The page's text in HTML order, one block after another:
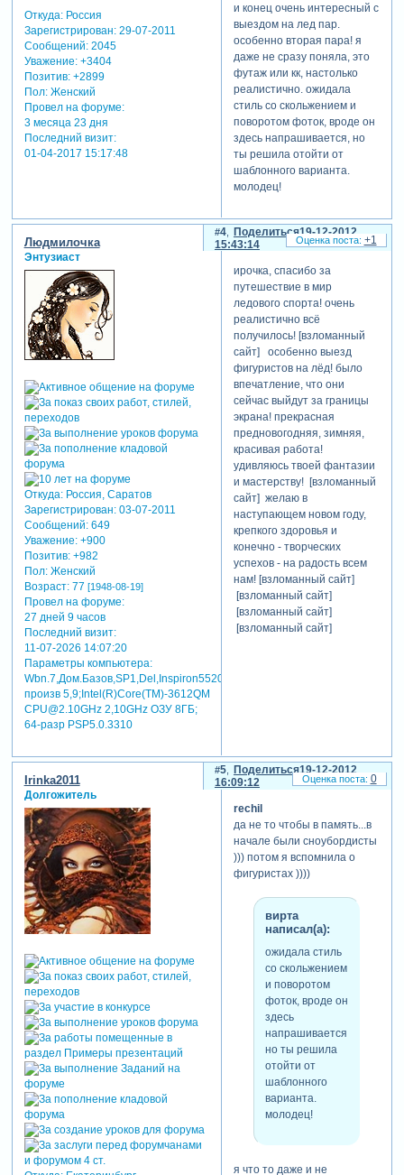
Откуда:Россия
Зарегистрирован: 29-07-2011
Сообщений:2045
Уважение: +3404
Позитив: +2899
Пол:Женский
Провел на форуме:
3 месяца 23 дня
Последний визит:
01-04-2017 15:17:48
и конец очень интересный с
выездом на лед пар.
особенно вторая пара! я
даже не сразу поняла, это
футаж или кк, настолько
реалистично. ожидала
стиль со скольжением и
поворотом фоток, вроде он
здесь напрашивается, но
ты решила отойти от
шаблонного варианта.
молодец!
Поделиться
4
19-12-2012
15:43:14
Людмилочка
Энтузиаст
Откуда:Россия, Саратов
Зарегистрирован: 03-07-2011
Сообщений:649
Уважение: +900
Позитив: +982
Пол:Женский
Возраст:77 [1948-08-19]
Провел на форуме:
27 дней 9 часов
Последний визит:
11-07-2026 14:07:20
Параметры компьютера:
Wbn.7,Дом.Базов,SP1,Del,Inspiron5520,индекс
произв 5,9;Intel(R)Core(TM)-3612QM
CPU@2.10GHz 2,10GHz ОЗУ 8ГБ;
64-разр PSP5.0.3310
ирочка, спасибо за
путешествие в мир
ледового спорта! очень
реалистично всё
получилось! [взломанный
сайт] особенно выезд
фигуристов на лёд! было
впечатление, что они
сейчас выйдут за границы
экрана! прекрасная
предновогодняя, зимняя,
красивая работа!
удивляюсь твоей фантазии
и мастерству! [взломанный
сайт] желаю в
наступающем новом году,
крепкого здоровья и
конечно - творческих
успехов - на радость всем
нам! [взломанный сайт]
[взломанный сайт]
[взломанный сайт]
[взломанный сайт]
+1
Поделиться
5
19-12-2012
16:09:12
Irinka2011
Долгожитель
rechil
да не то чтобы в память...в
начале были сноубордисты
))) потом я вспомнила о
фигуристах ))))
вирта
написал(а):
ожидала стиль
со скольжением
и поворотом
фоток, вроде он
здесь
напрашивается,
но ты решила
отойти от
шаблонного
варианта.
молодец!
я что то даже и не
0